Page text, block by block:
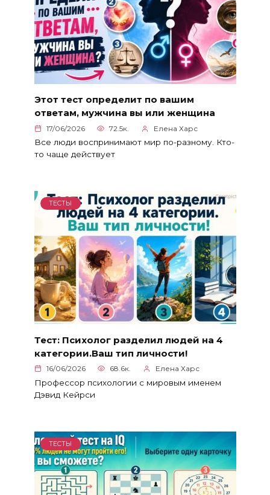
Этот тест определит по вашим
ответам, мужчина вы или женщина
17/06/2026 72.5к. Елена Харс
Все люди воспринимают мир по-разному. Кто-
то чаще действует
ТЕСТЫ
Тест: Психолог разделил людей на 4
категории.Ваш тип личности!
16/06/2026 68.6к. Елена Харс
Профессор психологии с мировым именем
Дэвид Кейрси
ТЕСТЫ